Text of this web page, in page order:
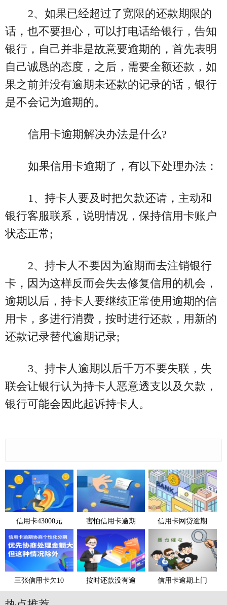
2、如果已经超过了宽限的还款期限的
话，也不要担心，可以打电话给银行，告知
银行，自己并非是故意要逾期的，首先表明
自己诚恳的态度，之后，需要全额还款，如
果之前并没有逾期未还款的记录的话，银行
是不会记为逾期的。
信用卡逾期解决办法是什么?
如果信用卡逾期了，有以下处理办法：
1、持卡人要及时把欠款还请，主动和
银行客服联系，说明情况，保持信用卡账户
状态正常;
2、持卡人不要因为逾期而去注销银行
卡，因为这样反而会失去修复信用的机会，
逾期以后，持卡人要继续正常使用逾期的信
用卡，多进行消费，按时进行还款，用新的
还款记录替代逾期记录;
3、持卡人逾期以后千万不要失联，失
联会让银行认为持卡人恶意透支以及欠款，
银行可能会因此起诉持卡人。
信用卡43000元 害怕信用卡逾期 信用卡网贷逾期
三张信用卡欠10 按时还款没有逾 信用卡逾期上门